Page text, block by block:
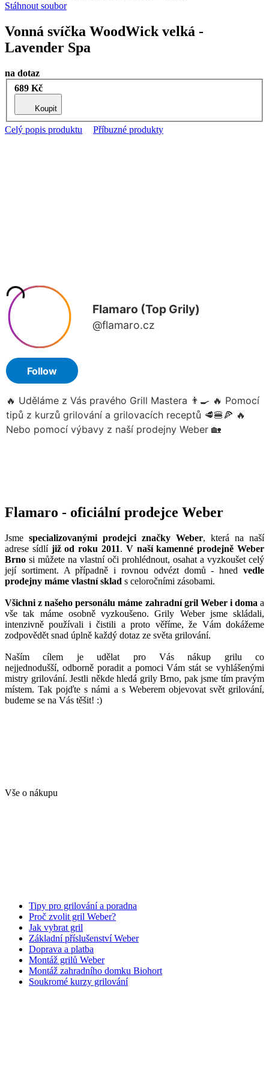
Stáhnout soubor
Vonná svíčka WoodWick velká -
Lavender Spa
na dotaz
689 Kč
Koupit
Celý popis produktu Příbuzné produkty
Flamaro - oficiální prodejce Weber
Jsme specializovanými prodejci značky Weber, která na naší
adrese sídlí již od roku 2011. V naší kamenné prodejně Weber
Brno si můžete na vlastní oči prohlédnout, osahat a vyzkoušet celý
její sortiment. A případně i rovnou odvézt domů - hned vedle
prodejny máme vlastní sklad s celoročními zásobami.
Všichni z našeho personálu máme zahradní gril Weber i doma a
vše tak máme osobně vyzkoušeno. Grily Weber jsme skládali,
intenzivně používali i čistili a proto věříme, že Vám dokážeme
zodpovědět snad úplně každý dotaz ze světa grilování.
Naším cílem je udělat pro Vás nákup grilu co
nejjednodušší, odborně poradit a pomoci Vám stát se vyhlášenými
mistry grilování. Jestli někde hledá grily Brno, pak jsme tím pravým
místem. Tak pojďte s námi a s Weberem objevovat svět grilování,
budeme se na Vás těšit! :)
Vše o nákupu
Tipy pro grilování a poradna
Proč zvolit gril Weber?
Jak vybrat gril
Základní příslušenství Weber
Doprava a platba
Montáž grilů Weber
Montáž zahradního domku Biohort
Soukromé kurzy grilování